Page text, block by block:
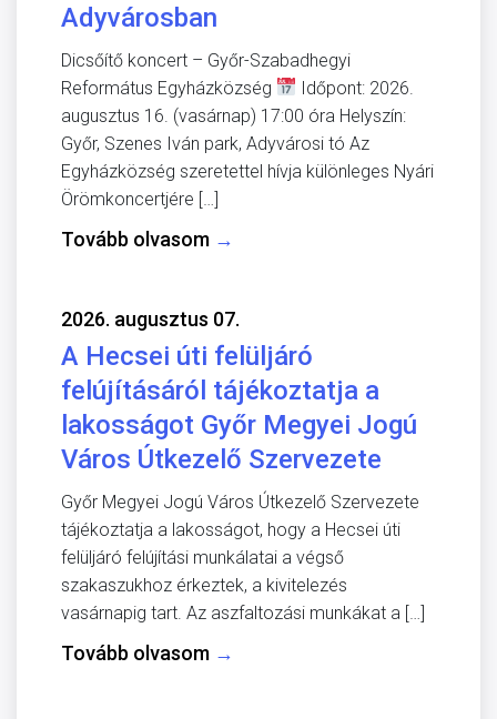
Adyvárosban
Dicsőítő koncert – Győr-Szabadhegyi
Református Egyházközség
Időpont: 2026.
augusztus 16. (vasárnap) 17:00 óra Helyszín:
Győr, Szenes Iván park, Adyvárosi tó Az
Egyházközség szeretettel hívja különleges Nyári
Örömkoncertjére […]
Tovább olvasom →
2026. augusztus 07.
A Hecsei úti felüljáró
felújításáról tájékoztatja a
lakosságot Győr Megyei Jogú
Város Útkezelő Szervezete
Győr Megyei Jogú Város Útkezelő Szervezete
tájékoztatja a lakosságot, hogy a Hecsei úti
felüljáró felújítási munkálatai a végső
szakaszukhoz érkeztek, a kivitelezés
vasárnapig tart. Az aszfaltozási munkákat a […]
Tovább olvasom →